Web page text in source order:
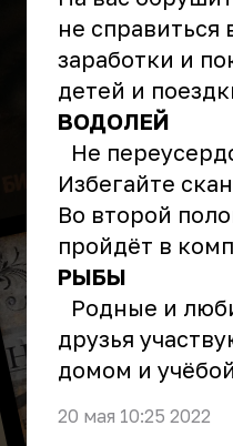
не справиться
заработки и
детей и
ВОДОЛЕЙ
Не
Избегайте
Во второй
пройдёт в
РЫБЫ
Родные и
друзья
домом и
20 мая 10:25 2022